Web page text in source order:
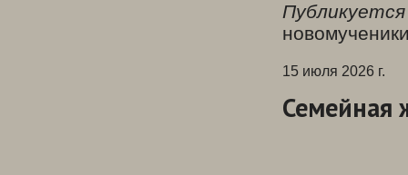
15 июля 2026 г.
Семейная